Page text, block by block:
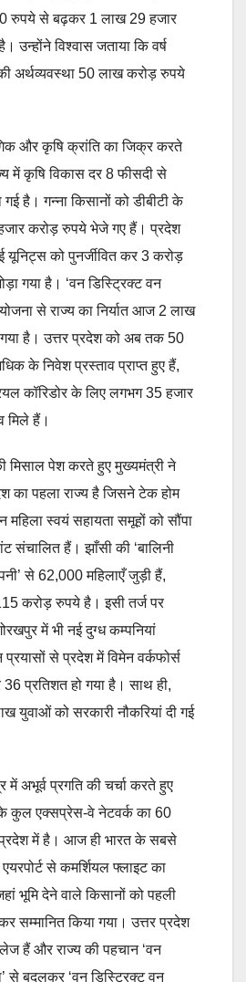
रुपये से बढ़कर 1 लाख 29 हजार
उन्होंने विश्वास जताया कि वर्ष
अर्थव्यवस्था 50 लाख करोड़ रुपये
और कृषि क्रांति का जिक्र करते
में कृषि विकास दर 8 फीसदी से
है। गन्ना किसानों को डीबीटी के
करोड़ रुपये भेजे गए हैं। प्रदेश
को पुनर्जीवित कर 3 करोड़
गया है। ‘वन डिस्ट्रिक्ट वन
से राज्य का निर्यात आज 2 लाख
है। उत्तर प्रदेश को अब तक 50
के निवेश प्रस्ताव प्राप्त हुए हैं,
कॉरिडोर के लिए लगभग 35 हजार
मिले हैं।
मिसाल पेश करते हुए मुख्यमंत्री ने
का पहला राज्य है जिसने टेक होम
महिला स्वयं सहायता समूहों को सौंपा
संचालित हैं। झाँसी की ‘बालिनी
से 62,000 महिलाएँ जुड़ी हैं,
करोड़ रुपये है। इसी तर्ज पर
में भी नई दुग्ध कम्पनियां
से प्रदेश में विमेन वर्कफोर्स
प्रतिशत हो गया है। साथ ही,
युवाओं को सरकारी नौकरियां दी गई
में अभूर्व प्रगति की चर्चा करते हुए
के कुल एक्सप्रेस-वे नेटवर्क का 60
प्रदेश में है। आज ही भारत के सबसे
से कमर्शियल फ्लाइट का
भूमि देने वाले किसानों को पहली
सम्मानित किया गया। उत्तर प्रदेश
हैं और राज्य की पहचान ‘वन
से बदलकर ‘वन डिस्ट्रिक्ट वन